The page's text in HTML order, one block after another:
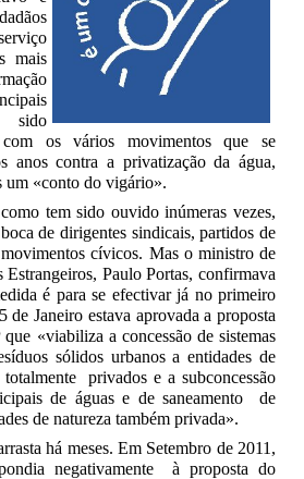
mais
sido
os vários movimentos que se
anos contra a privatização da água,
um «conto do vigário».
tem sido ouvido inúmeras vezes,
de dirigentes sindicais, partidos de
cívicos. Mas o ministro de
Estrangeiros, Paulo Portas, confirmava
é para se efectivar já no primeiro
de Janeiro estava aprovada a proposta
«viabiliza a concessão de sistemas
sólidos urbanos a entidades de
privados e a subconcessão
de águas e de saneamento de
de natureza também privada».
há meses. Em Setembro de 2011,
negativamente à proposta do